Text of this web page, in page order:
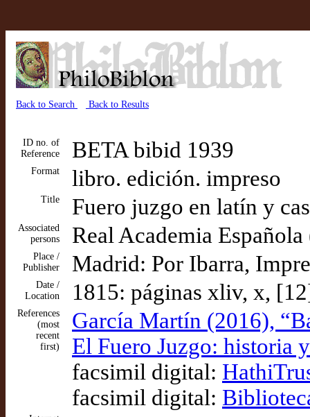
Back to Search Back to Results
ID no. of
Reference
BETA bibid 1939
Format libro. edición. impreso
Title Fuero juzgo en latín y
Associated
persons
Real Academia
Place /
Publisher
Madrid: Por Ibarra,
Date /
Location
1815: páginas xliv, x,
References
(most
recent
first)
García Martín (2016),
El Fuero Juzgo: historia
facsimil digital:
facsimil digital: